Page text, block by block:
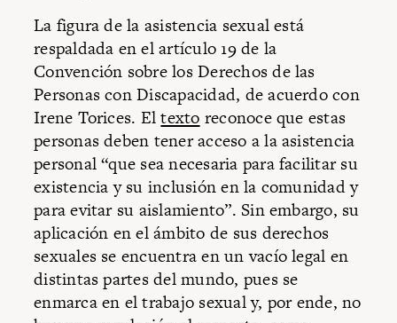
La figura de la asistencia sexual está
respaldada en el artículo 19 de la
Convención sobre los Derechos de las
Personas con Discapacidad, de acuerdo con
Irene Torices. Eltexto reconoce que estas
personas deben tener acceso a la asistencia
personal “que sea necesaria para facilitar su
existencia y su inclusión en la comunidad y
para evitar su aislamiento”. Sin embargo, su
aplicación en el ámbito de sus derechos
sexuales se encuentra en un vacío legal en
distintas partes del mundo, pues se
enmarca en el trabajo sexual y, por ende, no